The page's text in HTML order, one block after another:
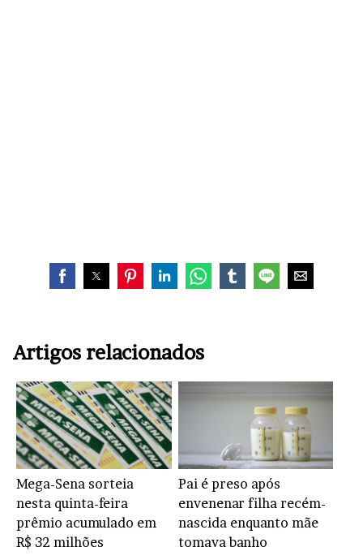
Artigos relacionados
Mega-Sena sorteia
nesta quinta-feira
prêmio acumulado em
R$ 32 milhões
Pai é preso após
envenenar filha recém-
nascida enquanto mãe
tomava banho